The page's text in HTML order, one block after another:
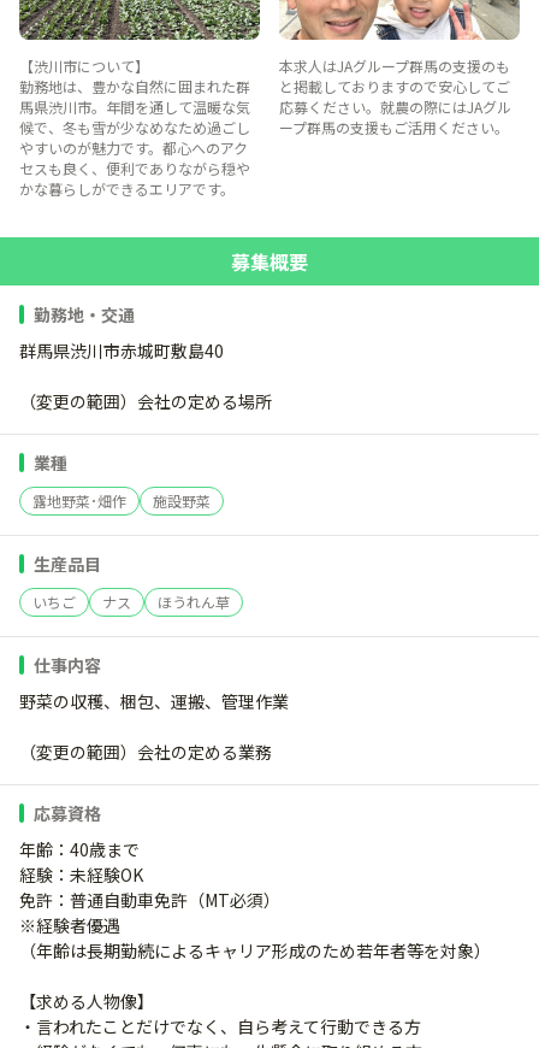
【渋川市について】
勤務地は、豊かな自然に囲まれた群
馬県渋川市。年間を通して温暖な気
候で、冬も雪が少なめなため過ごし
やすいのが魅力です。都心へのアク
セスも良く、便利でありながら穏や
かな暮らしができるエリアです。
本求人はJAグループ群馬の支援のも
と掲載しておりますので安心してご
応募ください。就農の際にはJAグル
ープ群馬の支援もご活用ください。
募集概要
勤務地・交通
群馬県渋川市赤城町敷島40
（変更の範囲）会社の定める場所
業種
露地野菜･畑作 施設野菜
生産品目
いちご ナス ほうれん草
仕事内容
野菜の収穫、梱包、運搬、管理作業
（変更の範囲）会社の定める業務
応募資格
年齢：40歳まで
経験：未経験OK
免許：普通自動車免許（MT必須）
※経験者優遇
（年齢は長期勤続によるキャリア形成のため若年者等を対象）
【求める人物像】
・言われたことだけでなく、自ら考えて行動できる方